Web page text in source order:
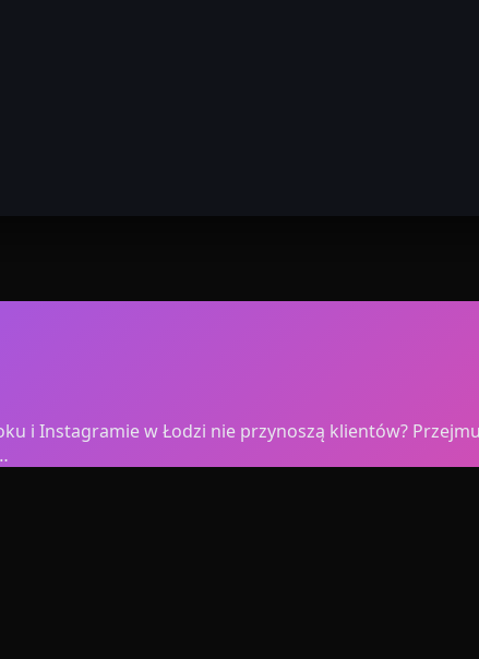
i Instagramie w Łodzi nie przynoszą klientów?